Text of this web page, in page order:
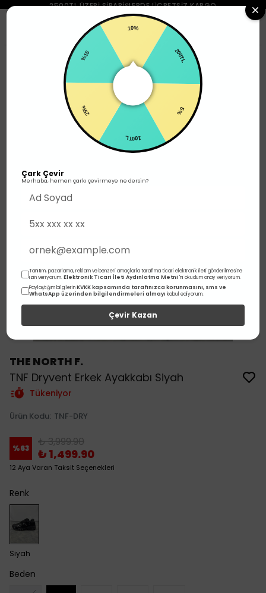
2500TL ÜZERI SIPARIŞLERDE ÜCRETSIZ KARGO
0
Yürüyüş
THE NORTH F.
TNF Dryvent Erkek Ayakkabı Siyah
Tükeniyor
Ürün Kodu: TNF-DRY
%63 ₺ 3,999.90
₺ 1,499.90
12 Aya Varan Taksit Seçenekleri
Renk
Siyah
Beden
10%
200TL
5%
100TL
25%
%15
Çark Çevir
Merhaba, hemen çarkı çevirmeye ne dersin?
Tanıtım, pazarlama, reklam ve benzeri amaçlarla tarafıma ticari elektronik ileti gönderilmesine
izin veriyorum.Elektronik Ticari İleti Aydınlatma Metni 'ni okudum onay veriyorum.
Paylaştığım bilgilerinKVKK kapsamında tarafınızca korunmasını, sms ve
WhatsApp üzerinden bilgilendirmeleri almayı kabul ediyorum.
Çevir Kazan